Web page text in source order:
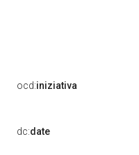
ocd:iniziativa
dc:date